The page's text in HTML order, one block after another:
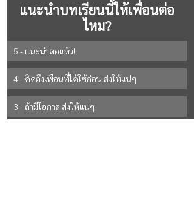
แนะนำบทเรียนนี้ให้เพื่อนต่อ
ไหม?
5 - แนะนำต่อแล้ว!
4 - คิดถึงเพื่อนที่ได้ใช้ก่อน ส่งให้แน่ๆ
3 - ถ้ามีโอกาส ส่งให้แน่ๆ